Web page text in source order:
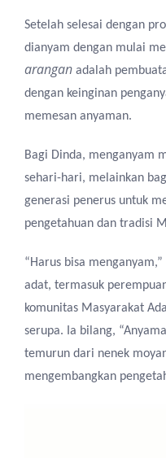
Setelah selesai dengan
dianyam dengan mulai
arangan adalah
dengan keinginan
memesan anyaman.
Bagi Dinda, menganyam
sehari-hari, melainkan
generasi penerus untuk
pengetahuan dan tradisi
“Harus bisa
adat, termasuk
komunitas Masyarakat
serupa. Ia bilang,
temurun dari nenek
mengembangkan